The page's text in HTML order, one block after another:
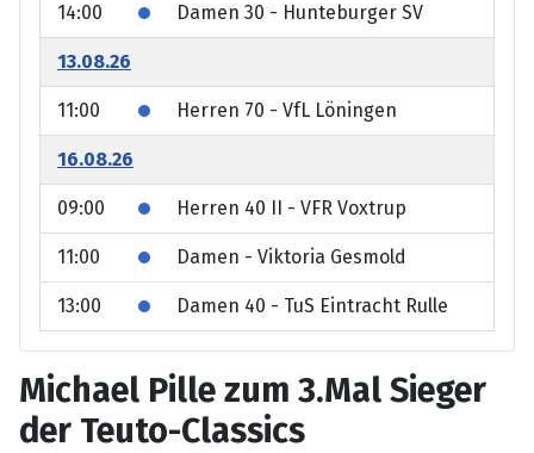
14:00 Damen 30 - Hunteburger SV
13.08.26
11:00 Herren 70 - VfL Löningen
16.08.26
09:00 Herren 40 II - VFR Voxtrup
11:00 Damen - Viktoria Gesmold
13:00 Damen 40 - TuS Eintracht Rulle
Michael Pille zum 3.Mal Sieger
der Teuto-Classics